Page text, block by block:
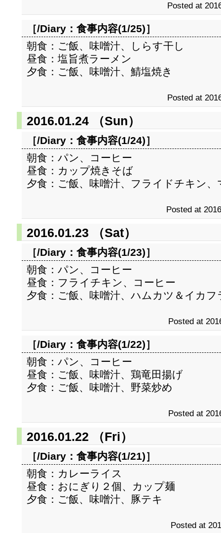
Posted at
［/Diary： 食事内容(1/25)］
朝食：ご飯、味噌汁、しらす干し
昼食：塩旨煮ラーメン
夕食：ご飯、味噌汁、鯖塩焼き
Posted at
2016.01.24 （Sun）
［/Diary： 食事内容(1/24)］
朝食：パン、コーヒー
昼食：カップ焼きそば
夕食：ご飯、味噌汁、フライドチキン
Posted at
2016.01.23 （Sat）
［/Diary： 食事内容(1/23)］
朝食：パン、コーヒー
昼食：フライチキン、コーヒー
夕食：ご飯、味噌汁、ハムカツ＆イカ
Posted at
［/Diary： 食事内容(1/22)］
朝食：パン、コーヒー
昼食：ご飯、味噌汁、鶏竜田揚げ
夕食：ご飯、味噌汁、野菜炒め
Posted at
2016.01.22 （Fri）
［/Diary： 食事内容(1/21)］
朝食：カレーライス
昼食：おにぎり２個、カップ麺
夕食：ご飯、味噌汁、豚テキ
Posted at